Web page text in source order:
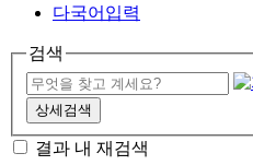
다국어입력
검색
상세검색
결과 내 재검색